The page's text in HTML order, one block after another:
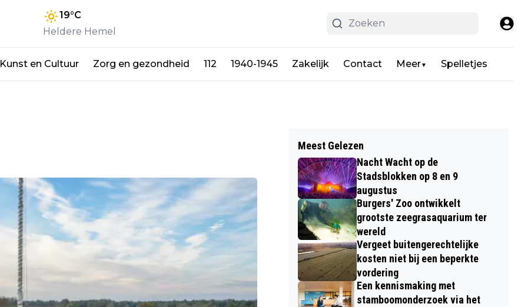
19°C
Heldere Hemel
Kunst en Cultuur Zorg en gezondheid 112 1940-1945 Zakelijk Contact Meer▼ Spelletjes
Meest Gelezen
Nacht Wacht op de
Stadsblokken op 8 en 9
augustus
Burgers' Zoo ontwikkelt
grootste zeegrasaquarium ter
wereld
Vergeet buitengerechtelijke
kosten niet bij een beperkte
vordering
Een kennismaking met
stamboomonderzoek via het